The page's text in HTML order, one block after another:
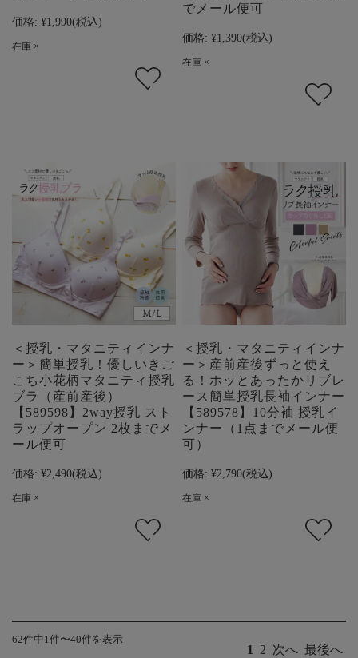
価格: ¥1,990(税込)
在庫 ×
でメール便可
価格: ¥1,390(税込)
在庫 ×
＜授乳・マタニティインナ
ー＞簡単授乳！優しいきご
こち小花柄マタニティ授乳
ブラ（産前産後）
【589598】2way授乳 スト
ラップオープン 2枚までメ
ール便可
価格: ¥2,490(税込)
在庫 ×
＜授乳・マタニティインナ
ー＞産前産後ずっと使え
る！ホッとあったかリブレ
ース簡単授乳長袖インナー
【589578】10分袖 授乳イ
ンナー（1点までメール便
可）
価格: ¥2,790(税込)
在庫 ×
62件中1件〜40件を表示
1 2 次へ 最後へ